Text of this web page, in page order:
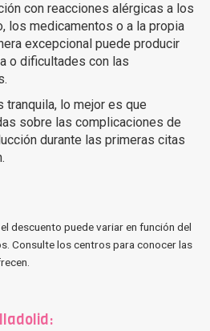
con reacciones alérgicas a los
los medicamentos o a la propia
excepcional puede producir
o dificultades con las
tranquila, lo mejor es que
sobre las complicaciones de
durante las primeras citas
descuento puede variar en función del
Consulte los centros para conocer las